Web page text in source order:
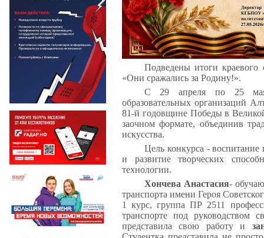
Подведены итоги краевого
«Они сражались за Родину!».
С 29 апреля по 25 мая
образовательных организаций
81-й годовщине Победы в
заочном формате, объединив
искусства.
Цель конкурса - воспитание
и развитие творческих
технологии.
Хончева Анастасия-
транспорта имени Героя
1 курс, группа ПР 2511
транспорте под руководством
представила свою работу и